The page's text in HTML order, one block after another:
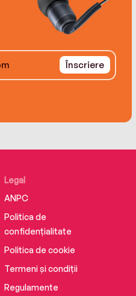
Înscriere
Legal
ANPC
Politica de
confidențialitate
Politica de cookie
Termeni și condiții
Regulamente